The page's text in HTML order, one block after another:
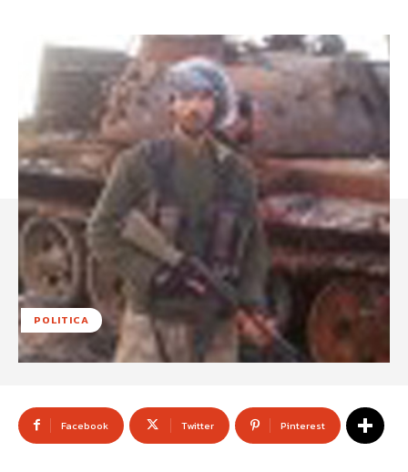
POLITICA
Facebook Twitter Pinterest